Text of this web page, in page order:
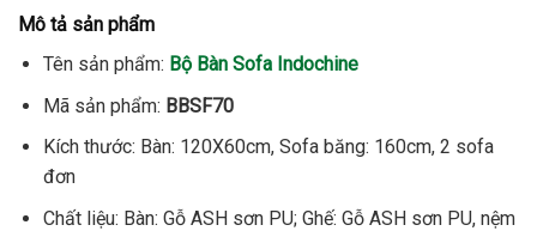
39.600.000 ₫.
là:
Mô tả sản phẩm
Tên sản phẩm: Bộ Bàn Sofa Indochine
Mã sản phẩm: BBSF70
Kích thước: Bàn: 120X60cm, Sofa băng: 160cm, 2 sofa
đơn
Chất liệu: Bàn: Gỗ ASH sơn PU; Ghế: Gỗ ASH sơn PU, nệm